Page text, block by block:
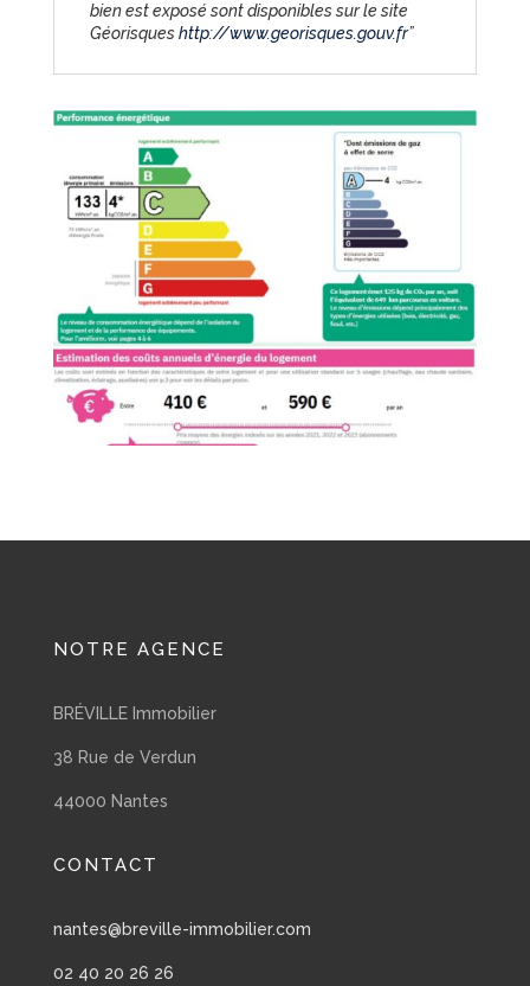
bien est exposé sont disponibles sur le site
Géorisqueshttp://www.georisques.gouv.fr”
NOTRE AGENCE
BRÉVILLE Immobilier
38 Rue de Verdun
44000 Nantes
CONTACT
nantes@breville-immobilier.com
02 40 20 26 26